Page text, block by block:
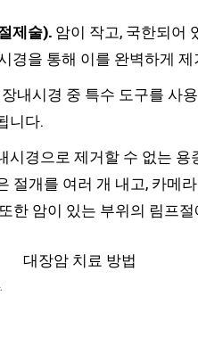
제술). 암이 작고, 국한되어
경을 통해 이를 완벽하게
내시경 중 특수 도구를 사
니다.
시경으로 제거할 수 없는
절개를 여러 개 내고, 카메
한 암이 있는 부위의 림프